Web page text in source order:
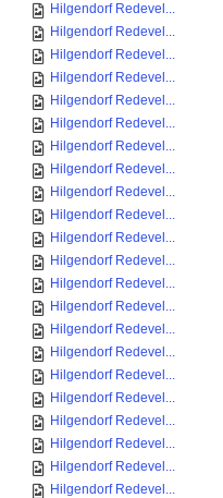
Hilgendorf Redevel...
Hilgendorf Redevel...
Hilgendorf Redevel...
Hilgendorf Redevel...
Hilgendorf Redevel...
Hilgendorf Redevel...
Hilgendorf Redevel...
Hilgendorf Redevel...
Hilgendorf Redevel...
Hilgendorf Redevel...
Hilgendorf Redevel...
Hilgendorf Redevel...
Hilgendorf Redevel...
Hilgendorf Redevel...
Hilgendorf Redevel...
Hilgendorf Redevel...
Hilgendorf Redevel...
Hilgendorf Redevel...
Hilgendorf Redevel...
Hilgendorf Redevel...
Hilgendorf Redevel...
Hilgendorf Redevel...